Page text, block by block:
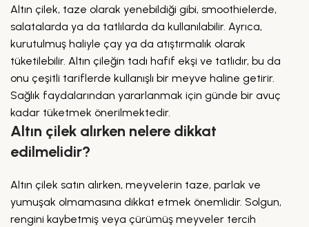
Altın çilek, taze olarak yenebildiği gibi, smoothielerde,
salatalarda ya da tatlılarda da kullanılabilir. Ayrıca,
kurutulmuş haliyle çay ya da atıştırmalık olarak
tüketilebilir. Altın çileğin tadı hafif ekşi ve tatlıdır, bu da
onu çeşitli tariflerde kullanışlı bir meyve haline getirir.
Sağlık faydalarından yararlanmak için günde bir avuç
kadar tüketmek önerilmektedir.
Altın çilek alırken nelere dikkat
edilmelidir?
Altın çilek satın alırken, meyvelerin taze, parlak ve
yumuşak olmamasına dikkat etmek önemlidir. Solgun,
rengini kaybetmiş veya çürümüş meyveler tercih